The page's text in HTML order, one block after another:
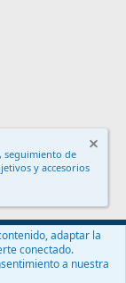
Ayuda
seguimiento de
y accesorios
adaptar la
conectado.
a nuestra